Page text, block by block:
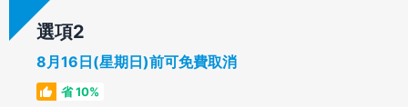
選項
8月16日(星期日)前可免費取消
省 10%